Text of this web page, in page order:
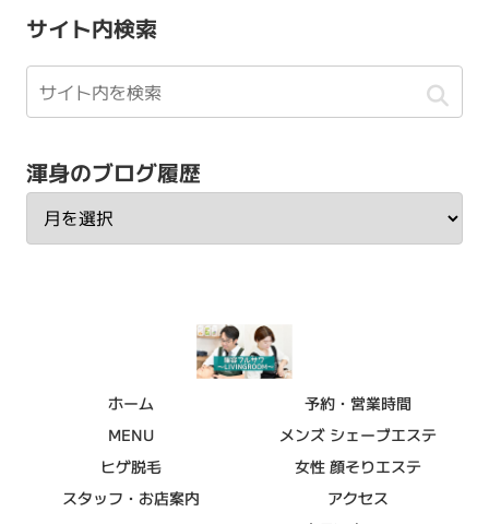
サイト内検索
渾身のブログ履歴
ホーム
予約・営業時間
MENU
メンズ シェーブエステ
ヒゲ脱毛
女性 顔そりエステ
スタッフ・お店案内
アクセス